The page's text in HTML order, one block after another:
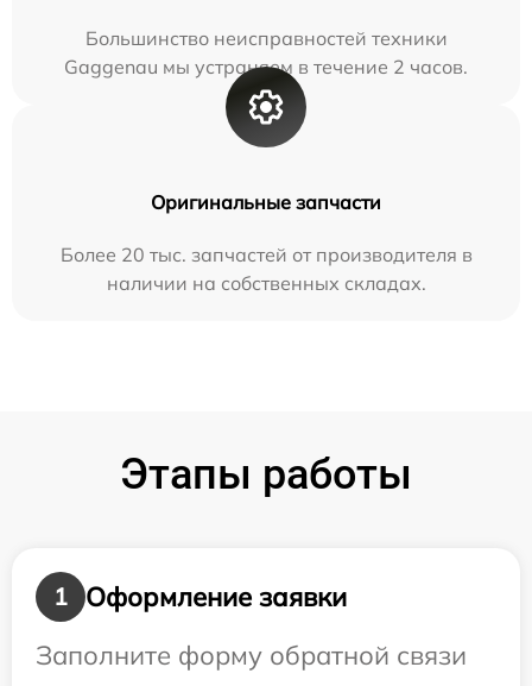
Большинство неисправностей техники
Gaggenau мы устраняем в течение 2 часов.
Оригинальные запчасти
Более 20 тыс. запчастей от производителя в
наличии на собственных складах.
Этапы работы
1
Оформление заявки
Заполните форму обратной связи